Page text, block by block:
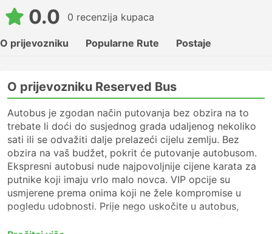
0.0 0 recenzija kupaca
O prijevozniku Popularne Rute Postaje
O prijevozniku Reserved Bus
Autobus je zgodan način putovanja bez obzira na to
trebate li doći do susjednog grada udaljenog nekoliko
sati ili se odvažiti dalje prelazeći cijelu zemlju. Bez
obzira na vaš budžet, pokrit će putovanje autobusom.
Ekspresni autobusi nude najpovoljnije cijene karata za
putnike koji imaju vrlo malo novca. VIP opcije su
usmjerene prema onima koji ne žele kompromise u
pogledu udobnosti. Prije nego uskočite u autobus,